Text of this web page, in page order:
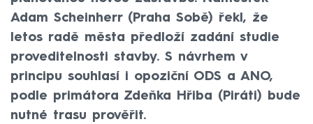
Adam Scheinherr (Praha Sobě) řekl, že
letos radě města předloží zadání studie
proveditelnosti stavby. S návrhem v
principu souhlasí i opoziční ODS a ANO,
podle primátora Zdeňka Hřiba (Piráti) bude
nutné trasu prověřit.